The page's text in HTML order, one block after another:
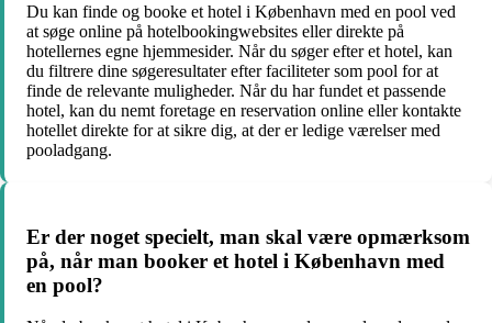
Du kan finde og booke et hotel i København med en pool ved
at søge online på hotelbookingwebsites eller direkte på
hotellernes egne hjemmesider. Når du søger efter et hotel, kan
du filtrere dine søgeresultater efter faciliteter som pool for at
finde de relevante muligheder. Når du har fundet et passende
hotel, kan du nemt foretage en reservation online eller kontakte
hotellet direkte for at sikre dig, at der er ledige værelser med
pooladgang.
Er der noget specielt, man skal være opmærksom
på, når man booker et hotel i København med
en pool?